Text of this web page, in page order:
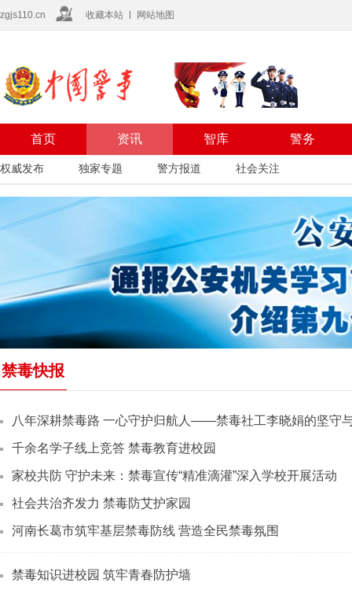
zgjs110.cn 收藏本站 网站地图
首页 资讯 智库 警务
权威发布 独家专题 警方报道 社会关注
禁毒快报
八年深耕禁毒路 一心守护归航人——禁毒社工李晓娟的坚守
千余名学子线上竞答 禁毒教育进校园
家校共防 守护未来：禁毒宣传“精准滴灌”深入学校开展活动
社会共治齐发力 禁毒防艾护家园
河南长葛市筑牢基层禁毒防线 营造全民禁毒氛围
禁毒知识进校园 筑牢青春防护墙